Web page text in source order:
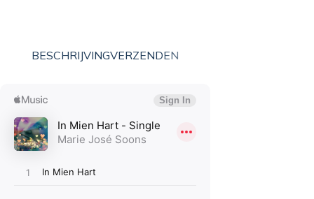
BESCHRIJVINGVERZENDEN